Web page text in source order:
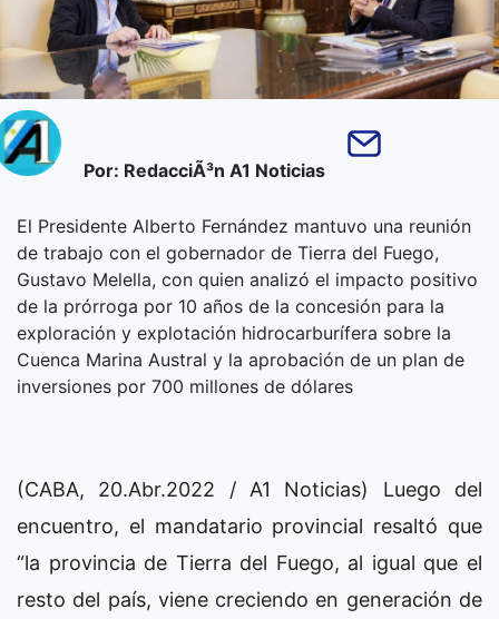
Por: RedacciÃ³n A1 Noticias
El Presidente Alberto Fernández mantuvo una reunión
de trabajo con el gobernador de Tierra del Fuego,
Gustavo Melella, con quien analizó el impacto positivo
de la prórroga por 10 años de la concesión para la
exploración y explotación hidrocarburífera sobre la
Cuenca Marina Austral y la aprobación de un plan de
inversiones por 700 millones de dólares
(CABA, 20.Abr.2022 / A1 Noticias) Luego del
encuentro, el mandatario provincial resaltó que
“la provincia de Tierra del Fuego, al igual que el
resto del país, viene creciendo en generación de